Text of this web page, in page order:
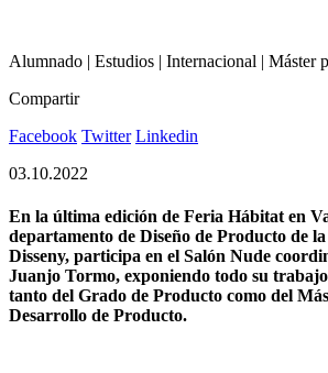
Alumnado | Estudios | Internacional | Máster
Compartir
Facebook Twitter Linkedin
03.10.2022
En la última edición de Feria Hábitat en
departamento de Diseño de Producto de
Disseny, participa en el Salón Nude
Juanjo Tormo, exponiendo todo su
tanto del Grado de Producto como del
Desarrollo de Producto.